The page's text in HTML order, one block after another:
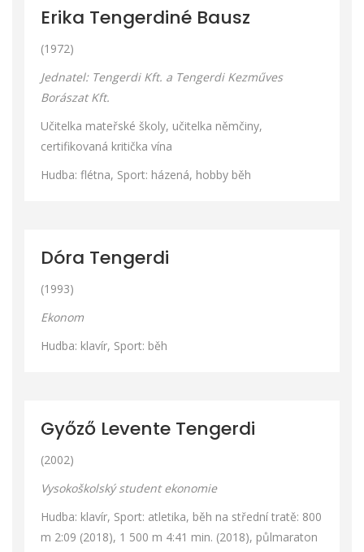
Erika Tengerdiné Bausz
(1972)
Jednatel: Tengerdi Kft. a Tengerdi Kezműves
Borászat Kft.
Učitelka mateřské školy, učitelka němčiny,
certifikovaná kritička vína
Hudba: flétna, Sport: házená, hobby běh
Dóra Tengerdi
(1993)
Ekonom
Hudba: klavír, Sport: běh
Győző Levente Tengerdi
(2002)
Vysokoškolský student ekonomie
Hudba: klavír, Sport: atletika, běh na střední tratě: 800
m 2:09 (2018), 1 500 m 4:41 min. (2018), půlmaraton